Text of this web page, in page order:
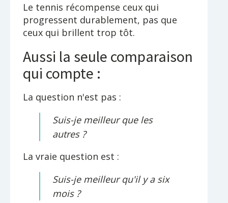
Le tennis récompense ceux qui
progressent durablement, pas que
ceux qui brillent trop tôt.
Aussi la seule comparaison
qui compte :
La question n'est pas :
Suis-je meilleur que les
autres ?
La vraie question est :
Suis-je meilleur qu'il y a six
mois ?